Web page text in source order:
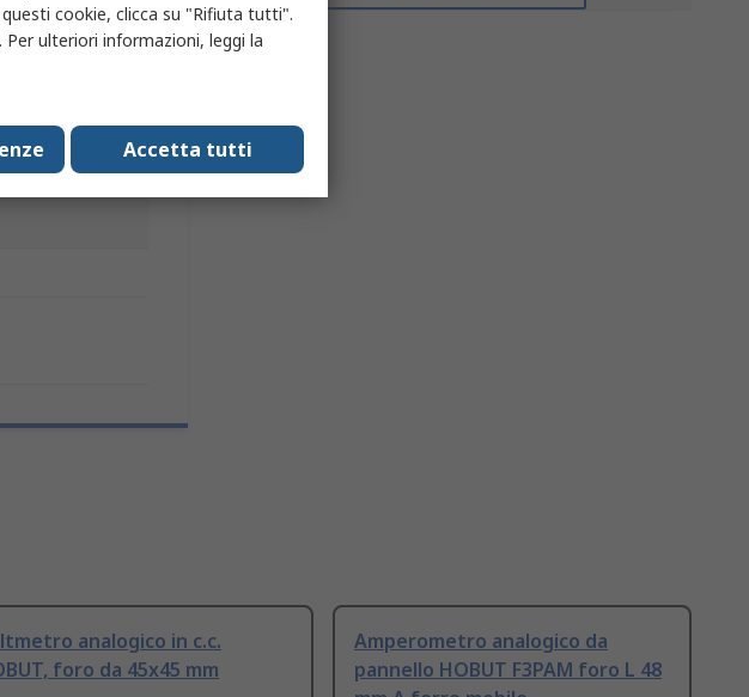
analogico in c.c.
foro da 45x45 mm
Amperometro analogico da
pannello HOBUT F3PAM foro L 48
cookie, clicca su "Rifiuta tutti".
ulteriori informazioni, leggi la
Accetta tutti